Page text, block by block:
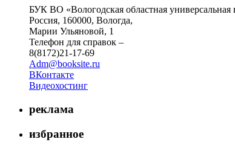
БУК ВО «Вологодская областная универсальная
Россия, 160000, Вологда,
Марии Ульяновой, 1
Телефон для справок –
8(8172)21-17-69
Adm@booksite.ru
ВКонтакте
Видеохостинг
реклама
избранное